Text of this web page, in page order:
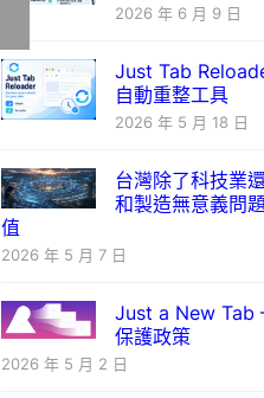
2026 年 6 月 9 日
Just Tab
自動重整工具
2026 年 5 月 18 日
台灣除了科技業
和製造無意義問
值
2026 年 5 月 7 日
Just a New Tab
保護政策
2026 年 5 月 2 日